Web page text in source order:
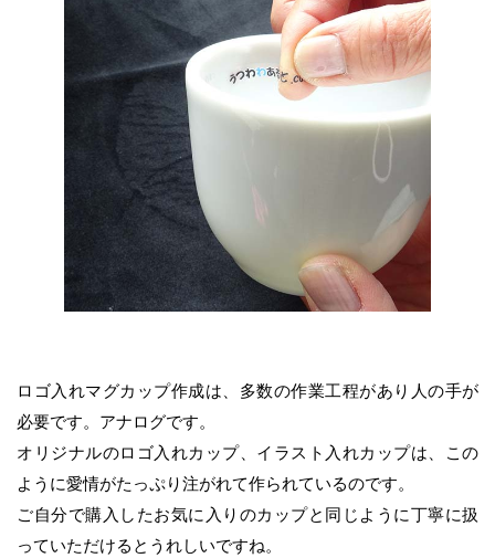
ロゴ入れマグカップ作成は、多数の作業工程があり人の手が
必要です。アナログです。
オリジナルのロゴ入れカップ、イラスト入れカップは、この
ように愛情がたっぷり注がれて作られているのです。
ご自分で購入したお気に入りのカップと同じように丁寧に扱
っていただけるとうれしいですね。